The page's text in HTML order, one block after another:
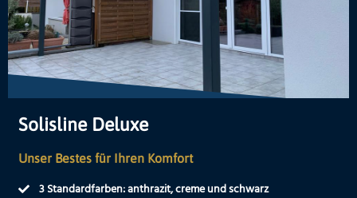
Solisline Deluxe
Unser Bestes für Ihren Komfort
3 Standardfarben: anthrazit, creme und schwarz